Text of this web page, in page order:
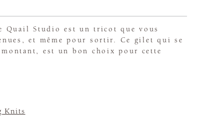
Quail Studio est un tricot que vous
et même pour sortir. Ce gilet qui se
est un bon choix pour cette
Knits